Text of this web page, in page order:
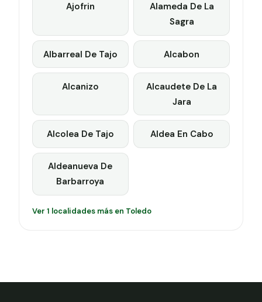
Ajofrin
Alameda De La
Sagra
Albarreal De Tajo Alcabon
Alcanizo
Alcaudete De La
Jara
Alcolea De Tajo Aldea En Cabo
Aldeanueva De
Barbarroya
Ver 1 localidades más en Toledo